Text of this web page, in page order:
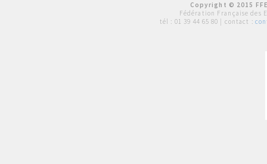
Copyright © 2015
Fédération Française des
tél : 01 39 44 65 80 | contact :